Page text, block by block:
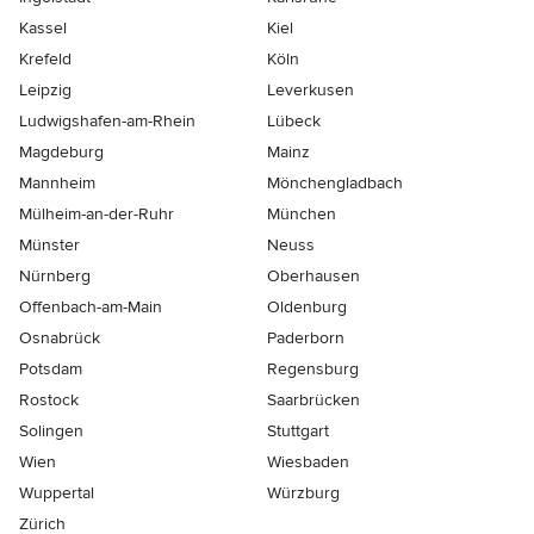
Kassel
Kiel
Krefeld
Köln
Leipzig
Leverkusen
Ludwigshafen-am-Rhein
Lübeck
Magdeburg
Mainz
Mannheim
Mönchen­gladbach
Mülheim-an-der-Ruhr
München
Münster
Neuss
Nürnberg
Oberhausen
Offenbach-am-Main
Oldenburg
Osnabrück
Paderborn
Potsdam
Regensburg
Rostock
Saarbrücken
Solingen
Stuttgart
Wien
Wiesbaden
Wuppertal
Würzburg
Zürich